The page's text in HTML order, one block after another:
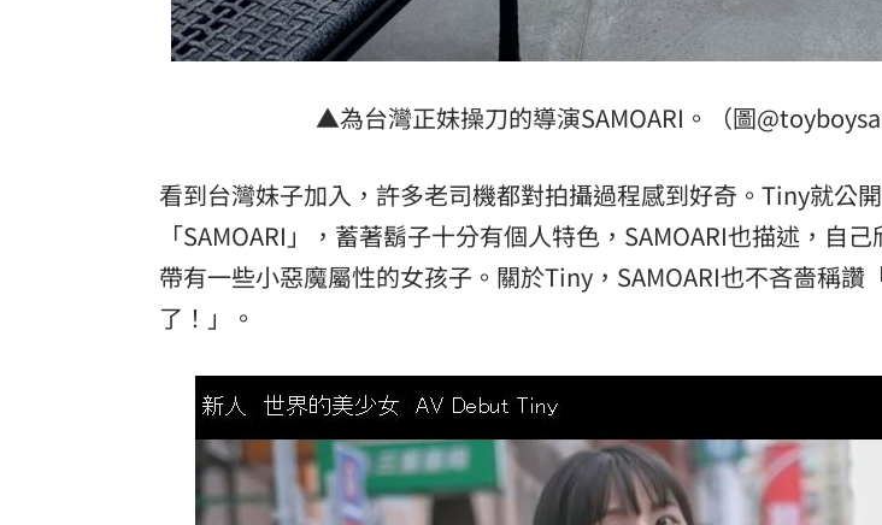
▲為台灣正妹操刀的導演SAMOARI。（圖
看到台灣妹子加入，許多老司機都對拍攝過程感到好奇。Tiny就公
「SAMOARI」，蓄著鬍子十分有個人特色，SAMOARI也描述，自
帶有一些小惡魔屬性的女孩子。關於Tiny，SAMOARI也不吝嗇稱讚
了！」。